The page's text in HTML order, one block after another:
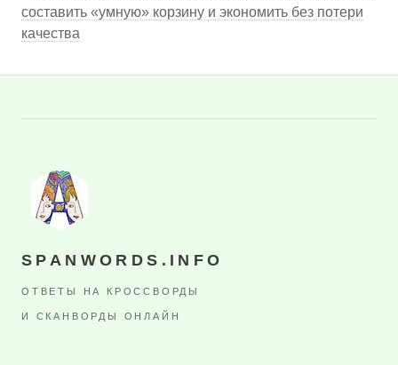
составить «умную» корзину и экономить без потери
качества
SPANWORDS.INFO
ОТВЕТЫ НА КРОССВОРДЫ
И СКАНВОРДЫ ОНЛАЙН